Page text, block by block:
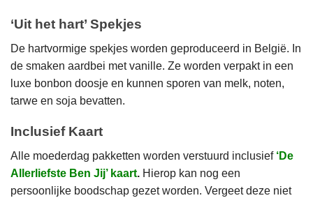
‘Uit het hart’ Spekjes
De hartvormige spekjes worden geproduceerd in België. In
de smaken aardbei met vanille. Ze worden verpakt in een
luxe bonbon doosje en kunnen sporen van melk, noten,
tarwe en soja bevatten.
Inclusief Kaart
Alle moederdag pakketten worden verstuurd inclusief ‘De
Allerliefste Ben Jij’ kaart. Hierop kan nog een
persoonlijke boodschap gezet worden. Vergeet deze niet